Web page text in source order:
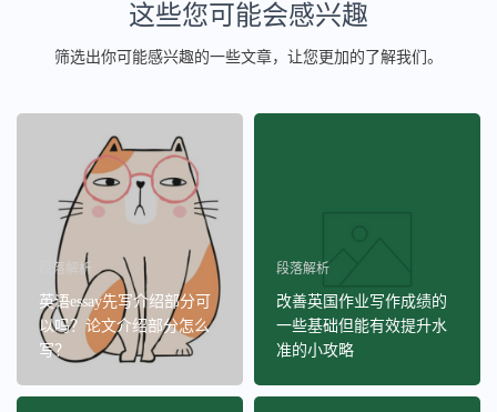
这些您可能会感兴趣
筛选出你可能感兴趣的一些文章，让您更加的了解我们。
段落解析
英语essay先写介绍部分可
以吗？论文介绍部分怎么
写？
段落解析
改善英国作业写作成绩的
一些基础但能有效提升水
准的小攻略